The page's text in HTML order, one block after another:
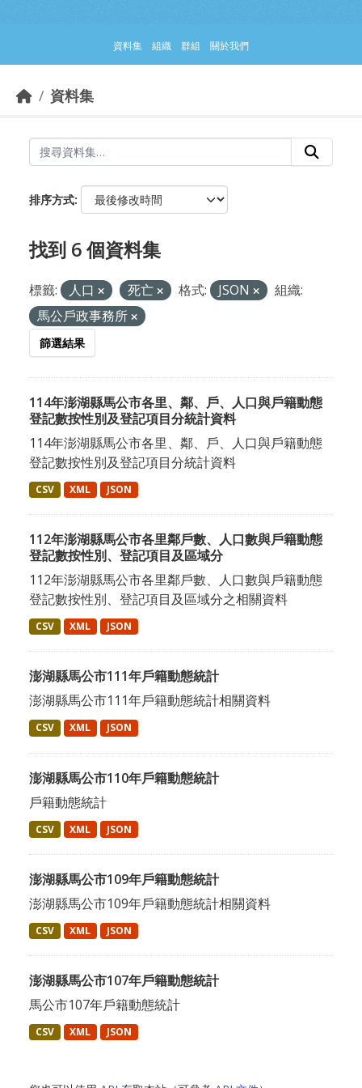
資料集 組織 群組 關於我們
資料集
排序方式
找到 6 個資料集
標籤: 人口 死亡 格式: JSON
組織:
馬公戶政事務所
篩選結果
114年澎湖縣馬公市各里、鄰、戶、人口與戶籍動態
登記數按性別及登記項目分統計資料
114年澎湖縣馬公市各里、鄰、戶、人口與戶籍動態
登記數按性別及登記項目分統計資料
CSV XML JSON
112年澎湖縣馬公市各里鄰戶數、人口數與戶籍動態
登記數按性別、登記項目及區域分
112年澎湖縣馬公市各里鄰戶數、人口數與戶籍動態
登記數按性別、登記項目及區域分之相關資料
CSV XML JSON
澎湖縣馬公市111年戶籍動態統計
澎湖縣馬公市111年戶籍動態統計相關資料
CSV XML JSON
澎湖縣馬公市110年戶籍動態統計
戶籍動態統計
CSV XML JSON
澎湖縣馬公市109年戶籍動態統計
澎湖縣馬公市109年戶籍動態統計相關資料
CSV XML JSON
澎湖縣馬公市107年戶籍動態統計
馬公市107年戶籍動態統計
CSV XML JSON